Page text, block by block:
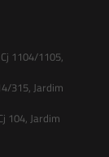
1104/1105,
315, Jardim
104, Jardim